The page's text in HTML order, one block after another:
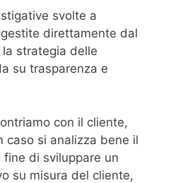
svolte a
direttamente dal
strategia delle
su trasparenza e
con il cliente,
caso si analizza bene il
di sviluppare un
su misura del cliente,